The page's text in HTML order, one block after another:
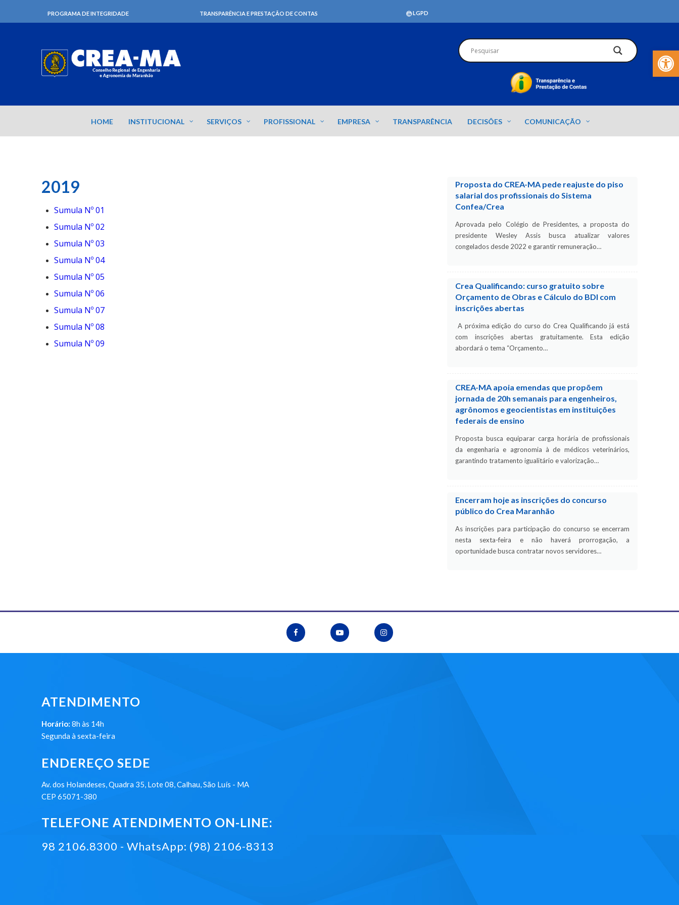
Barra de
PROGRAMA DE INTEGRIDADE TRANSPARÊNCIA E PRESTAÇÃO DE CONTAS LGPD
HOME INSTITUCIONAL SERVIÇOS PROFISSIONAL EMPRESA TRANSPARÊNCIA DECISÕES COMUNICAÇÃO
2019
Sumula Nº 01
Sumula Nº 02
Sumula Nº 03
Sumula Nº 04
Sumula Nº 05
Sumula Nº 06
Sumula Nº 07
Sumula Nº 08
Sumula Nº 09
Proposta do CREA-MA pede reajuste do piso
salarial dos profissionais do Sistema
Confea/Crea
Aprovada pelo Colégio de Presidentes, a proposta do
presidente Wesley Assis busca atualizar valores
congelados desde 2022 e garantir remuneração…
Crea Qualificando: curso gratuito sobre
Orçamento de Obras e Cálculo do BDI com
inscrições abertas
A próxima edição do curso do Crea Qualificando já está
com inscrições abertas gratuitamente. Esta edição
abordará o tema “Orçamento…
CREA-MA apoia emendas que propõem
jornada de 20h semanais para engenheiros,
agrônomos e geocientistas em instituições
federais de ensino
Proposta busca equiparar carga horária de profissionais
da engenharia e agronomia à de médicos veterinários,
garantindo tratamento igualitário e valorização…
Encerram hoje as inscrições do concurso
público do Crea Maranhão
As inscrições para participação do concurso se encerram
nesta sexta-feira e não haverá prorrogação, a
oportunidade busca contratar novos servidores…
ATENDIMENTO
Horário: 8h às 14h
Segunda à sexta-feira
ENDEREÇO SEDE
Av. dos Holandeses, Quadra 35, Lote 08, Calhau, São Luís - MA
CEP 65071-380
TELEFONE ATENDIMENTO ON-LINE:
98 2106.8300 - WhatsApp: (98) 2106-8313